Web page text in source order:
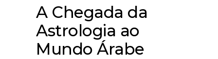
A Chegada da
Astrologia ao
Mundo Árabe